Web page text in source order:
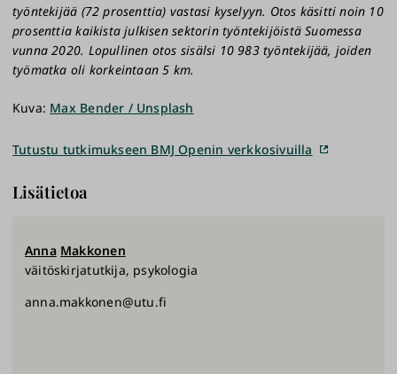
työntekijää (72 prosenttia) vastasi kyselyyn. Otos käsitti noin 10
prosenttia kaikista julkisen sektorin työntekijöistä Suomessa
vunna 2020. Lopullinen otos sisälsi 10 983 työntekijää, joiden
työmatka oli korkeintaan 5 km.
Kuva: Max Bender / Unsplash
Tutustu tutkimukseen BMJ Openin verkkosivuilla
Lisätietoa
Anna Makkonen
väitöskirjatutkija, psykologia
anna.makkonen@utu.fi